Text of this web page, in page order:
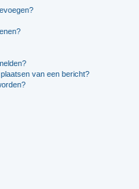
van een bericht?